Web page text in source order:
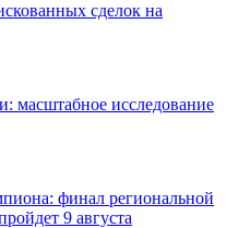
сделок на
масштабное исследование
финал региональной
9 августа